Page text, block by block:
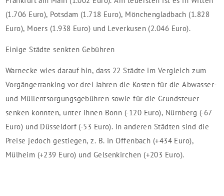
(1.706 Euro), Potsdam (1.718 Euro), Mönchengladbach (1.828
Euro), Moers (1.938 Euro) und Leverkusen (2.046 Euro).
Einige Städte senkten Gebühren
Warnecke wies darauf hin, dass 22 Städte im Vergleich zum
Vorgängerranking vor drei Jahren die Kosten für die Abwasser-
und Müllentsorgungsgebühren sowie für die Grundsteuer
senken konnten, unter ihnen Bonn (-120 Euro), Nürnberg (-67
Euro) und Düsseldorf (-53 Euro). In anderen Städten sind die
Preise jedoch gestiegen, z. B. in Offenbach (+434 Euro),
Mülheim (+239 Euro) und Gelsenkirchen (+203 Euro).